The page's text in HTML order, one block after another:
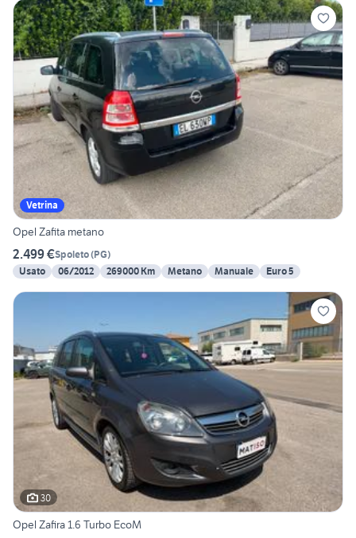
Vetrina
Opel Zafita metano
2.499 €Spoleto(PG)
Usato
06/2012 269000 Km Metano Manuale Euro 5
30
Opel Zafira 1.6 Turbo EcoM